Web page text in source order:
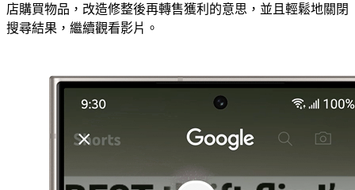
店購買物品，改造修整後再轉售獲利的意思，並且輕鬆地關閉
搜尋結果，繼續觀看影片。